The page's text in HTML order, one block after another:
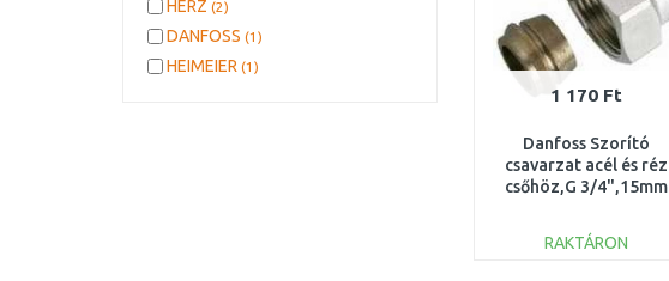
1 170 Ft
Danfoss Szorító
csavarzat acél és réz
csőhöz,G 3/4",15mm
RAKTÁRON
HERZ (2)
DANFOSS (1)
HEIMEIER (1)